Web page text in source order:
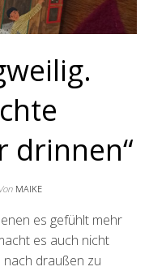
drinnen“
Von MAIKE
es gefühlt mehr
es auch nicht
nach draußen zu